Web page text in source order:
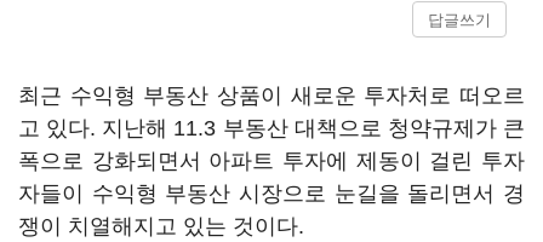
답글쓰기
최근 수익형 부동산 상품이 새로운 투자처로 떠오르
고 있다. 지난해 11.3 부동산 대책으로 청약규제가 큰
폭으로 강화되면서 아파트 투자에 제동이 걸린 투자
자들이 수익형 부동산 시장으로 눈길을 돌리면서 경
쟁이 치열해지고 있는 것이다.